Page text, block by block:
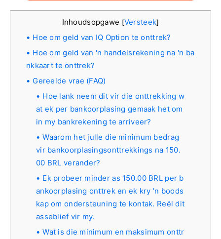
Inhoudsopgawe [Versteek]
Hoe om geld van IQ Option te onttrek?
Hoe om geld van 'n handelsrekening na 'n ba
nkkaart te onttrek?
Gereelde vrae (FAQ)
Hoe lank neem dit vir die onttrekking w
at ek per bankoorplasing gemaak het om
in my bankrekening te arriveer?
Waarom het julle die minimum bedrag
vir bankoorplasingsonttrekkings na 150.
00 BRL verander?
Ek probeer minder as 150.00 BRL per b
ankoorplasing onttrek en ek kry 'n boods
kap om ondersteuning te kontak. Reël dit
asseblief vir my.
Wat is die minimum en maksimum onttr